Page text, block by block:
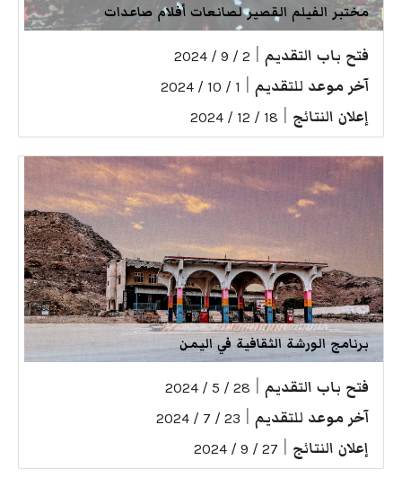
مختبر الفيلم القصير لصانعات أفلام صاعدات
فتح باب التقديم 2 / 9 / 2024
آخر موعد للتقديم 1 / 10 / 2024
إعلان النتائج 18 / 12 / 2024
برنامج الورشة الثقافية في اليمن
فتح باب التقديم 28 / 5 / 2024
آخر موعد للتقديم 23 / 7 / 2024
إعلان النتائج 27 / 9 / 2024